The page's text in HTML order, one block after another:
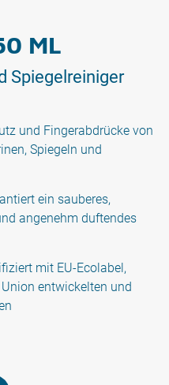
ML
Spiegelreiniger
und Fingerabdrücke von
Spiegeln und
ein sauberes,
angenehm duftendes
mit EU-Ecolabel,
entwickelten und